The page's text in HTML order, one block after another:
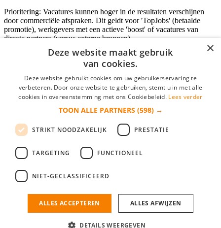
Prioritering: Vacatures kunnen hoger in de resultaten verschijnen
door commerciële afspraken. Dit geldt voor 'TopJobs' (betaalde
promotie), werkgevers met een actieve 'boost' of vacatures van
directe partners (versus externe bronnen).
Inloggen als bedrijf
*
login gegevens onthouden
login
Bedrijf aanmelden
nieuwe collega/werknemer zo gevonden!
×
Deze website maakt gebruik
van cookies.
Deze website gebruikt cookies om uw gebruikerservaring te
verbeteren. Door onze website te gebruiken, stemt u in met alle
cookies in overeenstemming met ons Cookiebeleid. Lees verder
TOON ALLE PARTNERS (598) →
STRIKT NOODZAKELIJK PRESTATIE
TARGETING FUNCTIONEEL
NIET-GECLASSIFICEERD
ALLES ACCEPTEREN ALLES AFWIJZEN
DETAILS WEERGEVEN